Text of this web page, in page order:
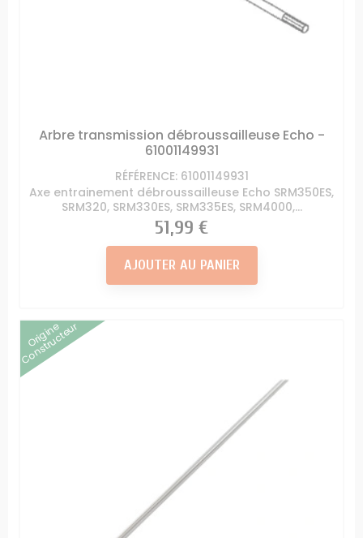
Arbre transmission débroussailleuse Echo -
61001149931
RÉFÉRENCE: 61001149931
Axe entrainement débroussailleuse Echo SRM350ES,
SRM320, SRM330ES, SRM335ES, SRM4000,...
Prix
51,99 €
AJOUTER AU PANIER
Origine
Constructeur